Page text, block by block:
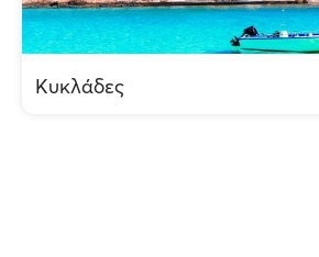
Κυκλάδες